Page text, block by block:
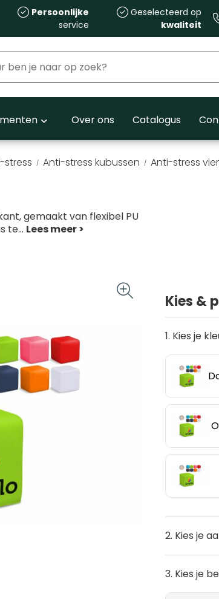
Persoonlijke
service
Geselecteerd op
kwaliteit
Over ons Catalogus
stress Anti-stress kubussen Anti-stress
gemaakt van flexibel PU
te...
Kies &
1. Kies je
2. Kies je
3. Kies je